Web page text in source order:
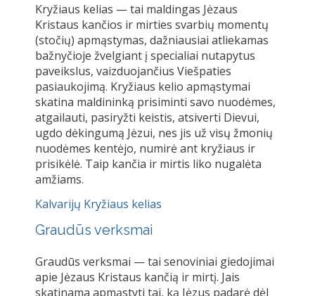
Kryžiaus kelias — tai maldingas Jėzaus
Kristaus kančios ir mirties svarbių momentų
(stočių) apmąstymas, dažniausiai atliekamas
bažnyčioje žvelgiant į specialiai nutapytus
paveikslus, vaizduojančius Viešpaties
pasiaukojimą. Kryžiaus kelio apmąstymai
skatina maldininką prisiminti savo nuodėmes,
atgailauti, pasiryžti keistis, atsiverti Dievui,
ugdo dėkingumą Jėzui, nes jis už visų žmonių
nuodėmes kentėjo, numirė ant kryžiaus ir
prisikėlė. Taip kančia ir mirtis liko nugalėta
amžiams.
Kalvarijų Kryžiaus kelias
Graudūs verksmai
Graudūs verksmai — tai senoviniai giedojimai
apie Jėzaus Kristaus kančią ir mirtį. Jais
skatinama apmąstyti tai, ką Jėzus padarė dėl